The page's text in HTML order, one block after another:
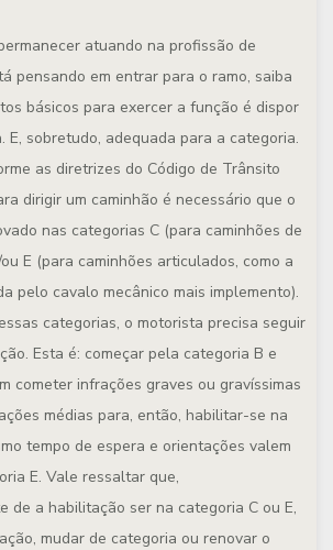
atuando na profissão de
pensando em entrar para o ramo, saiba
básicos para exercer a função é dispor
E, sobretudo, adequada para a categoria.
as diretrizes do Código de Trânsito
dirigir um caminhão é necessário que o
nas categorias C (para caminhões de
E (para caminhões articulados, como a
pelo cavalo mecânico mais implemento).
categorias, o motorista precisa seguir
Esta é: começar pela categoria B e
cometer infrações graves ou gravíssimas
médias para, então, habilitar-se na
tempo de espera e orientações valem
E. Vale ressaltar que,
de a habilitação ser na categoria C ou E,
mudar de categoria ou renovar o